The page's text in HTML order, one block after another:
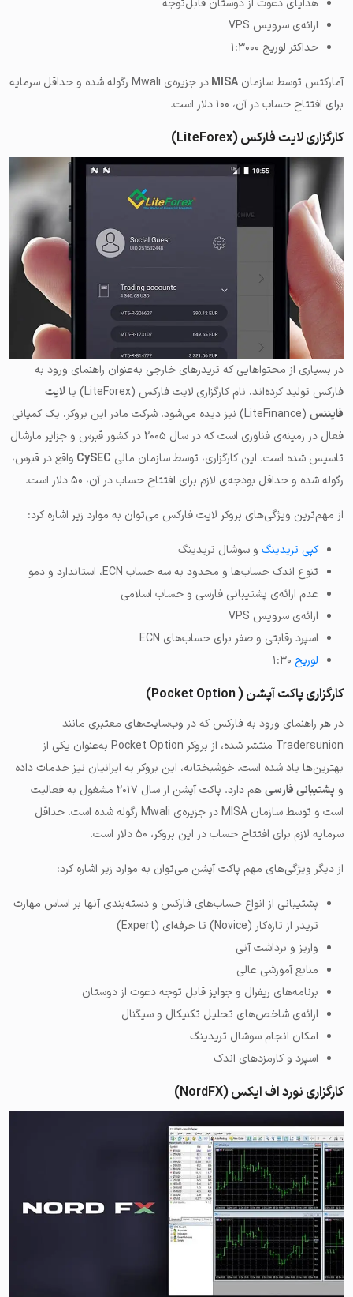
هدایای دعوت از دوستان قابل‌توجه
ارائه‌ی سرویس VPS
حداکثر لوریج ۱:۳۰۰۰
آمارکتس توسط سازمان MISA
در جزیره‌ی Mwali رگوله شده و حداقل سرمایه
برای افتتاح حساب در آن، ۱۰۰ دلار است.
کارگزاری لایت فارکس (LiteForex)
در بسیاری از محتواهایی که تریدرهای خارجی به‌عنوان راهنمای ورود به
فارکس تولید کرده‌اند، نام کارگزاری لایت فارکس (LiteForex) یا
لایت
فایننس
(LiteFinance) نیز دیده می‌شود. شرکت مادر این بروکر، یک کمپانی
فعال در زمینه‌ی فناوری است که در سال ۲۰۰۵ در کشور قبرس و جزایر مارشال
تاسیس شده است. این کارگزاری، توسط سازمان مالی CySEC واقع در قبرس،
رگوله شده و حداقل بودجه‌ی لازم برای افتتاح حساب در آن، ۵۰ دلار است.
از مهم‌ترین ویژگی‌های بروکر لایت فارکس می‌توان به موارد زیر اشاره کرد:
کپی تریدینگ و سوشال تریدینگ
تنوع اندک حساب‌ها و محدود به سه حساب ECN، استاندارد و دمو
عدم ارائه‌ی پشتیبانی فارسی و حساب اسلامی
ارائه‌ی سرویس VPS
اسپرد رقابتی و صفر برای حساب‌های ECN
لوریج
کارگزاری پاکت آپشن ( Pocket Option)
در هر راهنمای ورود به فارکس که در وب‌سایت‌های معتبری مانند
Tradersunion منتشر شده، از بروکر Pocket Option به‌عنوان یکی از
بهترین‌ها یاد شده است. خوشبختانه، این بروکر به ایرانیان نیز خدمات داده
و پشتیبانی فارسی
هم دارد. پاکت آپشن از سال ۲۰۱۷ مشغول به فعالیت
است و توسط سازمان MISA در جزیره‌ی Mwali رگوله شده است. حداقل
سرمایه لازم برای افتتاح حساب در این بروکر، ۵۰ دلار است.
از دیگر ویژگی‌های مهم پاکت آپشن می‌توان به موارد زیر اشاره کرد:
پشتیبانی از انواع حساب‌های فارکس و دسته‌بندی آنها بر اساس مهارت
تریدر از تازه‌کار (Novice) تا حرفه‌ای (Expert)
واریز و برداشت آنی
منابع آموزشی عالی
برنامه‌های ریفرال و جوایز قابل توجه دعوت از دوستان
ارائه‌ی شاخص‌های تحلیل تکنیکال و سیگنال
امکان انجام سوشال تریدینگ
اسپرد و کارمزدهای اندک
کارگزاری نورد اف ایکس (NordFX)